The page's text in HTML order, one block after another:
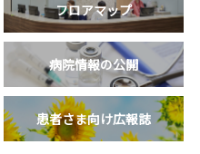
フロアマップ
病院情報の公開
患者さま向け広報誌